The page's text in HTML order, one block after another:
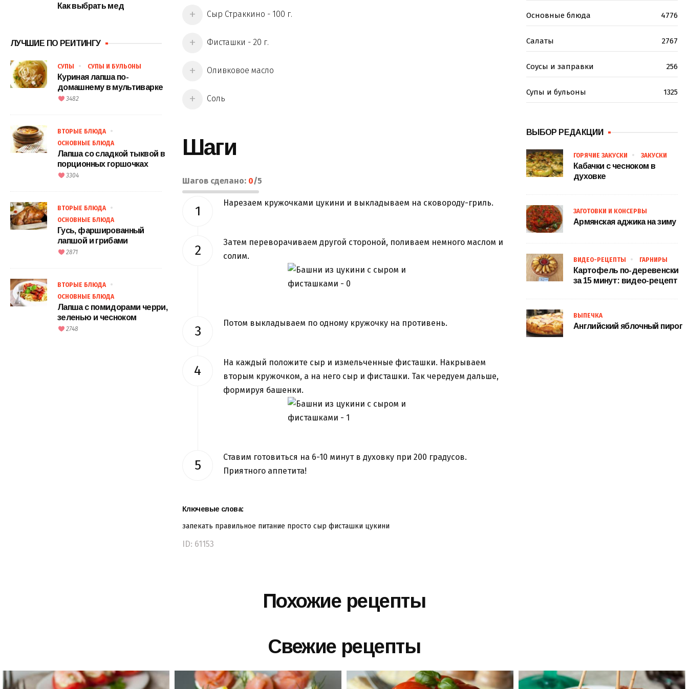
Как выбрать мед
ЛУЧШИЕ ПО РЕЙТИНГУ
СУПЫ СУПЫ И БУЛЬОНЫ
Куриная лапша по-
домашнему в мультиварке
3482
ВТОРЫЕ БЛЮДА
ОСНОВНЫЕ БЛЮДА
Лапша со сладкой тыквой в
порционных горшочках
3304
ВТОРЫЕ БЛЮДА
ОСНОВНЫЕ БЛЮДА
Гусь, фаршированный
лапшой и грибами
2871
ВТОРЫЕ БЛЮДА
ОСНОВНЫЕ БЛЮДА
Лапша с помидорами черри,
зеленью и чесноком
2748
Сыр Страккино - 100 г.
Фисташки - 20 г.
Оливковое масло
Соль
Шаги
Шагов сделано: 0/5
Нарезаем кружочками цукини и выкладываем на сковороду-гриль.
Затем переворачиваем другой стороной, поливаем немного маслом и
солим.
Потом выкладываем по одному кружочку на противень.
На каждый положите сыр и измельченные фисташки. Накрываем
вторым кружочком, а на него сыр и фисташки. Так чередуем дальше,
формируя башенки.
Ставим готовиться на 6-10 минут в духовку при 200 градусов.
Приятного аппетита!
Ключевые слова:
запекать правильное питание просто сыр фисташки цукини
ID: 61153
Основные блюда 4776
Салаты 2767
Соусы и заправки 256
Супы и бульоны 1325
ВЫБОР РЕДАКЦИИ
ГОРЯЧИЕ ЗАКУСКИ ЗАКУСКИ
Кабачки с чесноком в
духовке
ЗАГОТОВКИ И КОНСЕРВЫ
Армянская аджика на зиму
ВИДЕО-РЕЦЕПТЫ ГАРНИРЫ
Картофель по-деревенски
за 15 минут: видео-рецепт
ВЫПЕЧКА
Английский яблочный пирог
Похожие рецепты
Свежие рецепты